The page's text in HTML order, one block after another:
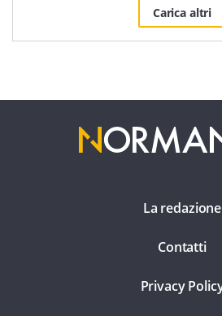
Carica altri
La redazione
Contatti
Privacy